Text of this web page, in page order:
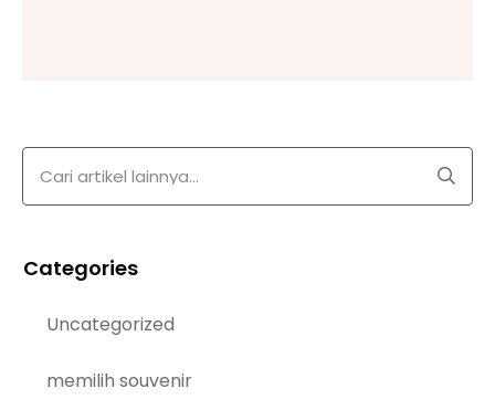
Categories
Uncategorized
memilih souvenir